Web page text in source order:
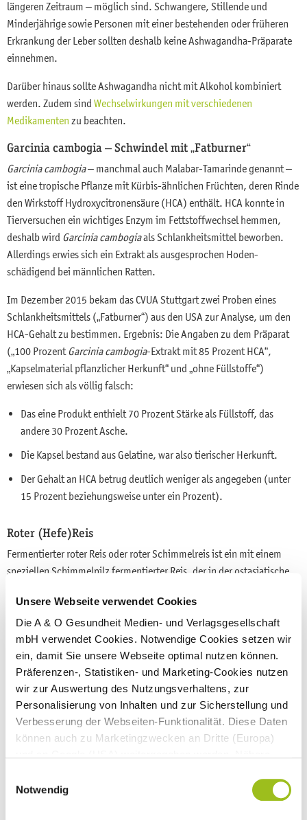
Unsere Webseite verwendet Cookies
Die A & O Gesundheit Medien- und Verlagsgesellschaft
mbH verwendet Cookies. Notwendige Cookies setzen wir
ein, damit Sie unsere Webseite optimal nutzen können.
Präferenzen-, Statistiken- und Marketing-Cookies nutzen
wir zur Auswertung des Nutzungsverhaltens, zur
Personalisierung von Inhalten und zur Sicherstellung und
Verbesserung der Webseiten-Funktionalität. Diese Daten
können auch zu Marketingzwecken an Dritte (Europa)
unserenDatenschutzhinweisen Impressum
Notwendig
längeren Zeitraum – möglich sind. Schwangere, Stillende und
Minderjährige sowie Personen mit einer bestehenden oder früheren
Erkrankung der Leber sollten deshalb keine Ashwagandha-Präparate
einnehmen.
Darüber hinaus sollte Ashwagandha nicht mit Alkohol kombiniert
werden. Zudem sind Wechselwirkungen mit verschiedenen
Medikamenten zu beachten.
Garcinia cambogia – Schwindel mit „Fatburner“
Garcinia cambogia– manchmal auch Malabar-Tamarinde genannt –
ist eine tropische Pflanze mit Kürbis-ähnlichen Früchten, deren Rinde
den Wirkstoff Hydroxycitronensäure (HCA) enthält. HCA konnte in
Tierversuchen ein wichtiges Enzym im Fettstoffwechsel hemmen,
deshalb wird Garcinia cambogiaals Schlankheitsmittel beworben.
Allerdings erwies sich ein Extrakt als ausgesprochen Hoden-
schädigend bei männlichen Ratten.
Im Dezember 2015 bekam das CVUA Stuttgart zwei Proben eines
Schlankheitsmittels („Fatburner“) aus den USA zur Analyse, um den
HCA-Gehalt zu bestimmen. Ergebnis: Die Angaben zu dem Präparat
(„100 Prozent Garcinia cambogia-Extrakt mit 85 Prozent HCA“,
„Kapselmaterial pflanzlicher Herkunft“ und „ohne Füllstoffe“)
erwiesen sich als völlig falsch:
Das eine Produkt enthielt 70 Prozent Stärke als Füllstoff, das
andere 30 Prozent Asche.
Die Kapsel bestand aus Gelatine, war also tierischer Herkunft.
Der Gehalt an HCA betrug deutlich weniger als angegeben (unter
15 Prozent beziehungsweise unter ein Prozent).
Roter (Hefe)Reis
Fermentierter roter Reis oder roter Schimmelreis ist ein mit einem
speziellen Schimmelpilz fermentierter Reis, der in der ostasiatische
Reissorten verwechselt werden darf. Mittlerweile wird
Rotschimmelreis auch bei uns als „Heilmittel“ beworben, da er
erhöhte Blutfettwerte senken kann.
Allerdings ist der WirkstoffMonacolin K mit dem
verschreibungspflichtigen ArzneistoffLovastatinidentisch – und
kann die gleichen Nebenwirkungen aufweisen:
Muskelschmerzen und -krämpfe